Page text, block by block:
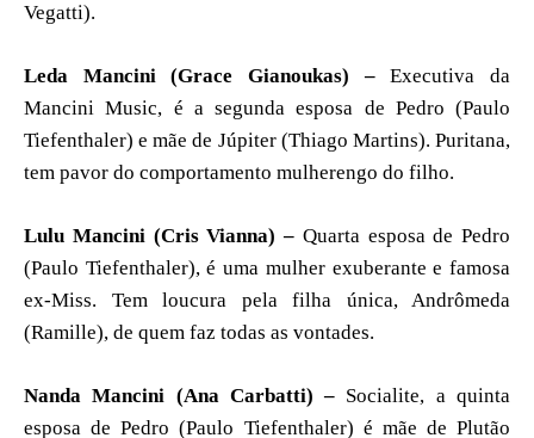
Vegatti).
Leda Mancini (Grace Gianoukas) –Executiva da
Mancini Music, é a segunda esposa de Pedro (Paulo
Tiefenthaler) e mãe de Júpiter (Thiago Martins). Puritana,
tem pavor do comportamento mulherengo do filho.
Lulu Mancini (Cris Vianna) – Quarta esposa de Pedro
(Paulo Tiefenthaler), é uma mulher exuberante e famosa
ex-Miss. Tem loucura pela filha única, Andrômeda
(Ramille), de quem faz todas as vontades.
Nanda Mancini (Ana Carbatti) – Socialite, a quinta
esposa de Pedro (Paulo Tiefenthaler) é mãe de Plutão